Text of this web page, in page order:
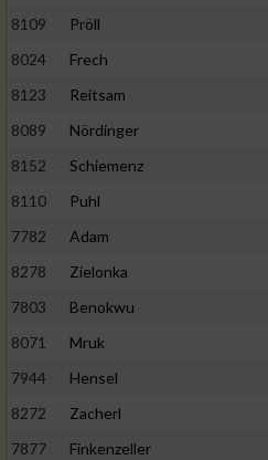
8109
Pröll
8024
Frech
8123
Reitsam
8089
Nördinger
8152
Schiemenz
8110
Puhl
7782
Adam
8278
Zielonka
7803
Benokwu
8071
Mruk
7944
Hensel
8272
Zacherl
7877
Finkenzeller